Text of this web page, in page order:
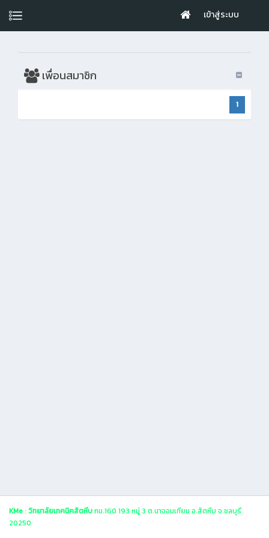
เข้าสู่ระบบ
เพื่อนสมาชิก
1
KMe: วิทยาลัยเทคนิคสัตหีบกม.160 193 หมู่ 3 ต.นาจอมเทียน อ.สัตหีบ จ.ชลบุรี
20250